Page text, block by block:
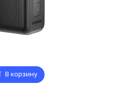
В корзину